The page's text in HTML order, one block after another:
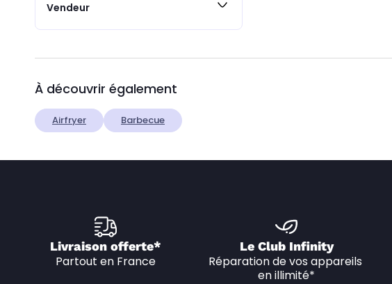
Vendeur
À découvrir également
Airfryer Barbecue
Livraison offerte*
Partout en France
Le Club Infinity
Réparation de vos appareils
en illimité*